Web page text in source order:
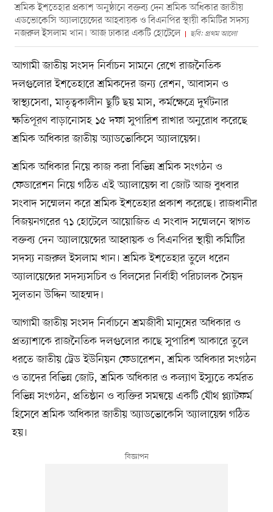
শ্রমিক ইশতেহার প্রকাশ অনুষ্ঠানে বক্তব্য দেন শ্রমিক অধিকার জাতীয়
এডভোকেসি অ্যালায়েন্সের আহবায়ক ও বিএনপির স্থায়ী কমিটির সদস্য
নজরুল ইসলাম খান। আজ ঢাকার একটি হোটেলে
ছবি: প্রথম আলো
আগামী জাতীয় সংসদ নির্বাচন সামনে রেখে রাজনৈতিক
দলগুলোর ইশতেহারে শ্রমিকদের জন্য রেশন, আবাসন ও
স্বাস্থ্যসেবা, মাতৃত্বকালীন ছুটি ছয় মাস, কর্মক্ষেত্রে দুর্ঘটনার
ক্ষতিপূরণ বাড়ানোসহ ১৫ দফা সুপারিশ রাখার অনুরোধ করেছে
শ্রমিক অধিকার জাতীয় অ্যাডভোকিসে অ্যালায়েন্স।
শ্রমিক অধিকার নিয়ে কাজ করা বিভিন্ন শ্রমিক সংগঠন ও
ফেডারেশন নিয়ে গঠিত এই অ্যালায়েন্স বা জোট আজ বুধবার
সংবাদ সম্মেলন করে শ্রমিক ইশতেহার প্রকাশ করেছে। রাজধানীর
বিজয়নগরের ৭১ হোটেলে আয়োজিত এ সংবাদ সম্মেলনে স্বাগত
বক্তব্য দেন অ্যালায়েন্সের আহ্বায়ক ও বিএনপির স্থায়ী কমিটির
সদস্য নজরুল ইসলাম খান। শ্রমিক ইশতেহার তুলে ধরেন
অ্যালায়েন্সের সদস্যসচিব ও বিলসের নির্বাহী পরিচালক সৈয়দ
সুলতান উদ্দিন আহম্মদ।
আগামী জাতীয় সংসদ নির্বাচনে শ্রমজীবী মানুষের অধিকার ও
প্রত্যাশাকে রাজনৈতিক দলগুলোর কাছে সুপারিশ আকারে তুলে
ধরতে জাতীয় ট্রেড ইউনিয়ন ফেডারেশন, শ্রমিক অধিকার সংগঠন
ও তাদের বিভিন্ন জোট, শ্রমিক অধিকার ও কল্যাণ ইস্যুতে কর্মরত
বিভিন্ন সংগঠন, প্রতিষ্ঠান ও ব্যক্তির সমন্বয়ে একটি যৌথ প্ল্যাটফর্ম
হিসেবে শ্রমিক অধিকার জাতীয় অ্যাডভোকেসি অ্যালায়েন্স গঠিত
হয়।